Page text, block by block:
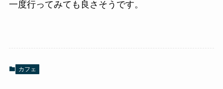
一度行ってみても良さそうです。
カフェ